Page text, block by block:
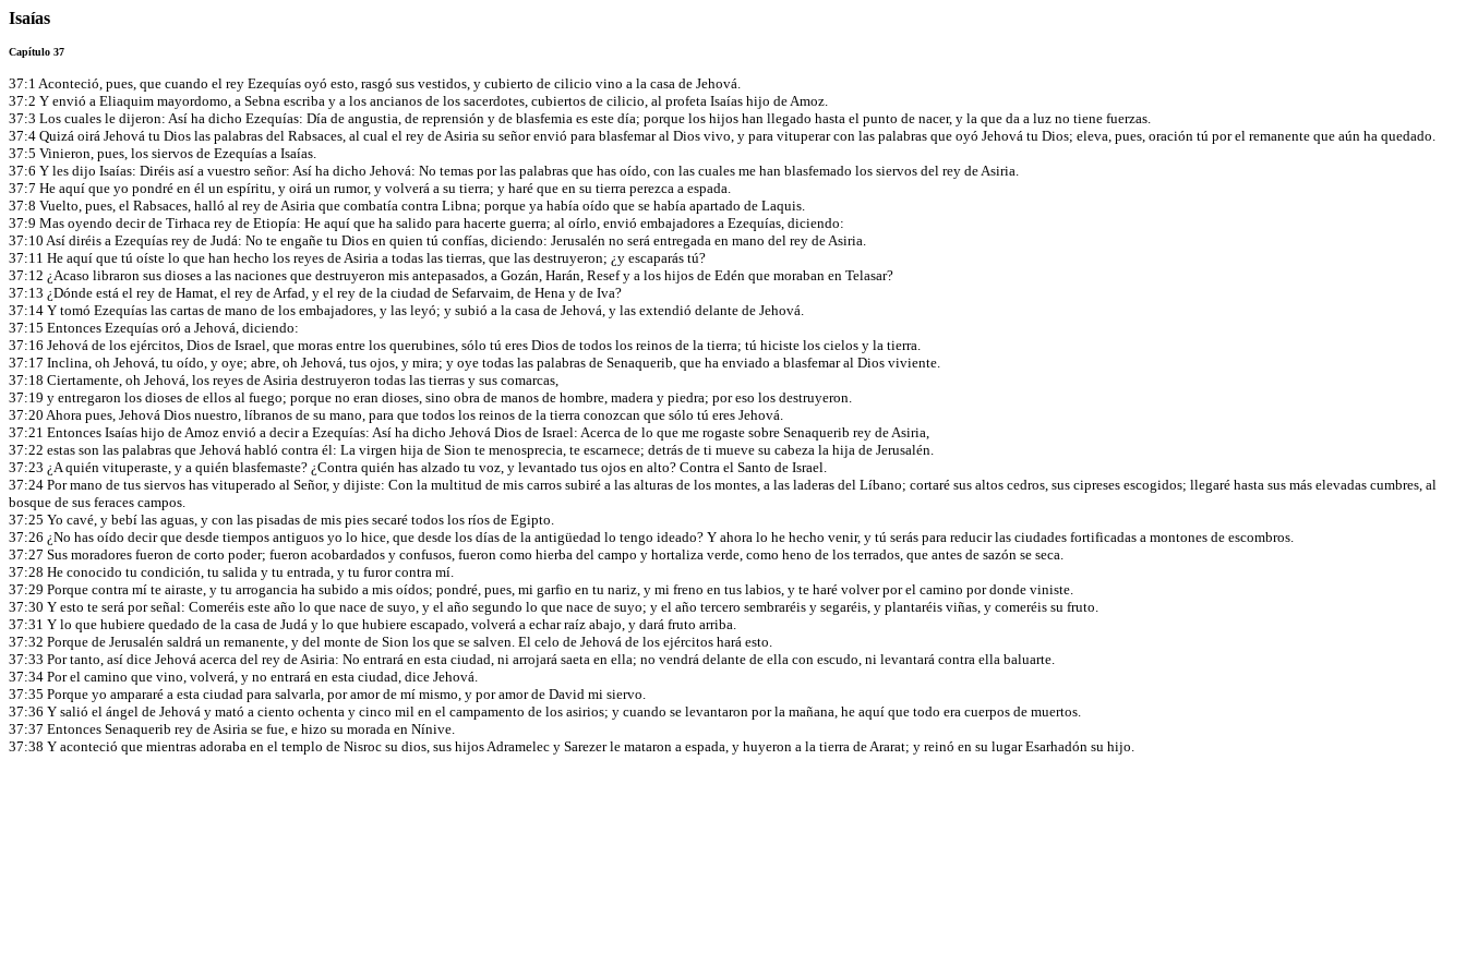
Isaías
Capítulo 37
37:1 Aconteció, pues, que cuando el rey Ezequías oyó esto, rasgó sus vestidos, y cubierto de cilicio vino a la casa de Jehová.
37:2 Y envió a Eliaquim mayordomo, a Sebna escriba y a los ancianos de los sacerdotes, cubiertos de cilicio, al profeta Isaías hijo de Amoz.
37:3 Los cuales le dijeron: Así ha dicho Ezequías: Día de angustia, de reprensión y de blasfemia es este día; porque los hijos han llegado hasta el punto de nacer, y la que da a luz no tiene fuerzas.
37:4 Quizá oirá Jehová tu Dios las palabras del Rabsaces, al cual el rey de Asiria su señor envió para blasfemar al Dios vivo, y para vituperar con las palabras que oyó Jehová tu Dios; eleva, pues, oración tú por el remanente que aún ha quedado.
37:5 Vinieron, pues, los siervos de Ezequías a Isaías.
37:6 Y les dijo Isaías: Diréis así a vuestro señor: Así ha dicho Jehová: No temas por las palabras que has oído, con las cuales me han blasfemado los siervos del rey de Asiria.
37:7 He aquí que yo pondré en él un espíritu, y oirá un rumor, y volverá a su tierra; y haré que en su tierra perezca a espada.
37:8 Vuelto, pues, el Rabsaces, halló al rey de Asiria que combatía contra Libna; porque ya había oído que se había apartado de Laquis.
37:9 Mas oyendo decir de Tirhaca rey de Etiopía: He aquí que ha salido para hacerte guerra; al oírlo, envió embajadores a Ezequías, diciendo:
37:10 Así diréis a Ezequías rey de Judá: No te engañe tu Dios en quien tú confías, diciendo: Jerusalén no será entregada en mano del rey de Asiria.
37:11 He aquí que tú oíste lo que han hecho los reyes de Asiria a todas las tierras, que las destruyeron; ¿y escaparás tú?
37:12 ¿Acaso libraron sus dioses a las naciones que destruyeron mis antepasados, a Gozán, Harán, Resef y a los hijos de Edén que moraban en Telasar?
37:13 ¿Dónde está el rey de Hamat, el rey de Arfad, y el rey de la ciudad de Sefarvaim, de Hena y de Iva?
37:14 Y tomó Ezequías las cartas de mano de los embajadores, y las leyó; y subió a la casa de Jehová, y las extendió delante de Jehová.
37:15 Entonces Ezequías oró a Jehová, diciendo:
37:16 Jehová de los ejércitos, Dios de Israel, que moras entre los querubines, sólo tú eres Dios de todos los reinos de la tierra; tú hiciste los cielos y la tierra.
37:17 Inclina, oh Jehová, tu oído, y oye; abre, oh Jehová, tus ojos, y mira; y oye todas las palabras de Senaquerib, que ha enviado a blasfemar al Dios viviente.
37:18 Ciertamente, oh Jehová, los reyes de Asiria destruyeron todas las tierras y sus comarcas,
37:19 y entregaron los dioses de ellos al fuego; porque no eran dioses, sino obra de manos de hombre, madera y piedra; por eso los destruyeron.
37:20 Ahora pues, Jehová Dios nuestro, líbranos de su mano, para que todos los reinos de la tierra conozcan que sólo tú eres Jehová.
37:21 Entonces Isaías hijo de Amoz envió a decir a Ezequías: Así ha dicho Jehová Dios de Israel: Acerca de lo que me rogaste sobre Senaquerib rey de Asiria,
37:22 estas son las palabras que Jehová habló contra él: La virgen hija de Sion te menosprecia, te escarnece; detrás de ti mueve su cabeza la hija de Jerusalén.
37:23 ¿A quién vituperaste, y a quién blasfemaste? ¿Contra quién has alzado tu voz, y levantado tus ojos en alto? Contra el Santo de Israel.
37:24 Por mano de tus siervos has vituperado al Señor, y dijiste: Con la multitud de mis carros subiré a las alturas de los montes, a las laderas del Líbano; cortaré sus altos cedros, sus cipreses escogidos; llegaré hasta sus más elevadas cumbres, al
bosque de sus feraces campos.
37:25 Yo cavé, y bebí las aguas, y con las pisadas de mis pies secaré todos los ríos de Egipto.
37:26 ¿No has oído decir que desde tiempos antiguos yo lo hice, que desde los días de la antigüedad lo tengo ideado? Y ahora lo he hecho venir, y tú serás para reducir las ciudades fortificadas a montones de escombros.
37:27 Sus moradores fueron de corto poder; fueron acobardados y confusos, fueron como hierba del campo y hortaliza verde, como heno de los terrados, que antes de sazón se seca.
37:28 He conocido tu condición, tu salida y tu entrada, y tu furor contra mí.
37:29 Porque contra mí te airaste, y tu arrogancia ha subido a mis oídos; pondré, pues, mi garfio en tu nariz, y mi freno en tus labios, y te haré volver por el camino por donde viniste.
37:30 Y esto te será por señal: Comeréis este año lo que nace de suyo, y el año segundo lo que nace de suyo; y el año tercero sembraréis y segaréis, y plantaréis viñas, y comeréis su fruto.
37:31 Y lo que hubiere quedado de la casa de Judá y lo que hubiere escapado, volverá a echar raíz abajo, y dará fruto arriba.
37:32 Porque de Jerusalén saldrá un remanente, y del monte de Sion los que se salven. El celo de Jehová de los ejércitos hará esto.
37:33 Por tanto, así dice Jehová acerca del rey de Asiria: No entrará en esta ciudad, ni arrojará saeta en ella; no vendrá delante de ella con escudo, ni levantará contra ella baluarte.
37:34 Por el camino que vino, volverá, y no entrará en esta ciudad, dice Jehová.
37:35 Porque yo ampararé a esta ciudad para salvarla, por amor de mí mismo, y por amor de David mi siervo.
37:36 Y salió el ángel de Jehová y mató a ciento ochenta y cinco mil en el campamento de los asirios; y cuando se levantaron por la mañana, he aquí que todo era cuerpos de muertos.
37:37 Entonces Senaquerib rey de Asiria se fue, e hizo su morada en Nínive.
37:38 Y aconteció que mientras adoraba en el templo de Nisroc su dios, sus hijos Adramelec y Sarezer le mataron a espada, y huyeron a la tierra de Ararat; y reinó en su lugar Esarhadón su hijo.